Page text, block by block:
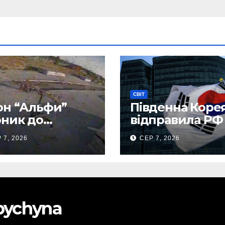
“Альфи”
до
та
“Шахед”
7, 2026
СВІТ
Південна
відправила РФ
тисяч тонн
авіапалива
СЕР 7, 2026